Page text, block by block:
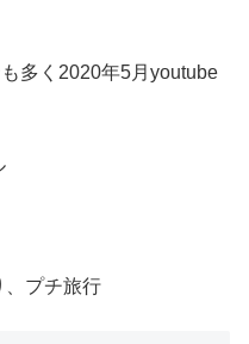
多く2020年5月youtube
、プチ旅⾏